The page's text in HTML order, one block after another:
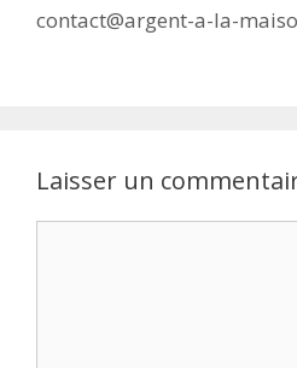
contact@argent-a-la-
Laisser un